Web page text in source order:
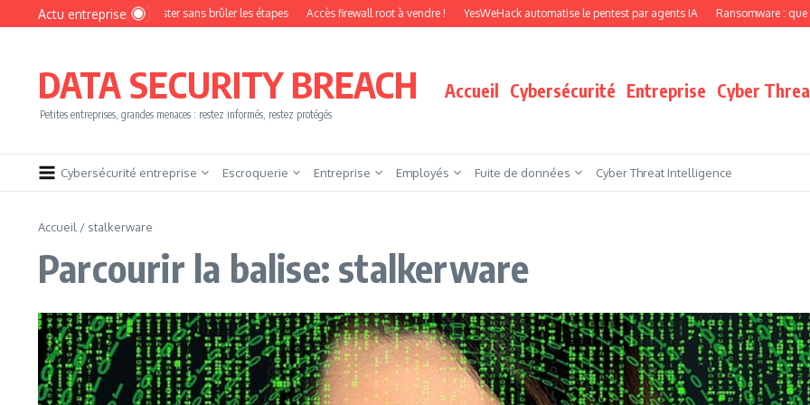
Aller au contenu
Actu entreprise
devenir pentester sans brûler les étapes Accès firewall root à vendre ! YesWeHack automatise le pentest par agents IA Ransomware : que faire
DATA SECURITY BREACH
Petites entreprises, grandes menaces : restez informés, restez protégés
Accueil Cybersécurité Entreprise Cyber
Cybersécurité entreprise Escroquerie Entreprise Employés Fuite de données Cyber Threat Intelligence
Accueil / stalkerware
Parcourir la balise: stalkerware